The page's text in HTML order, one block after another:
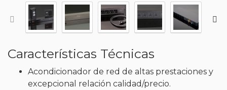
Características Técnicas
Acondicionador de red de altas prestaciones y
excepcional relación calidad/precio.